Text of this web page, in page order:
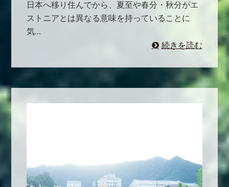
日本へ移り住んでから、夏至や春分・秋分がエ
ストニアとは異なる意味を持っていることに
気...
続きを読む